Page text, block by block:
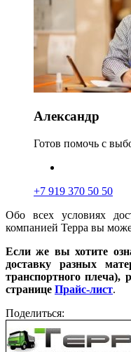
Александр
Готов помочь с
+7 919 370 50 50
Обо всех условиях
компанией Терра вы
Если же вы хотите
доставку разных
транспортного плеча),
странице Прайс-лист.
Поделиться: